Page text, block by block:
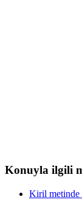
Konuyla ilgili
Kiril metinde